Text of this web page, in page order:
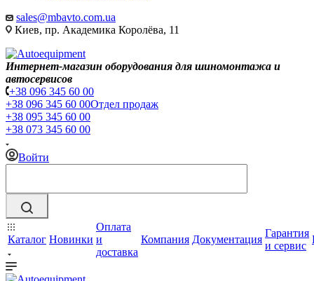
sales@mbavto.com.ua
Киев, пр. Академика Королёва, 11
Интернет-магазин оборудования для шиномонтажа и
автосервисов
+38 096 345 60 00
+38 096 345 60 00Отдел продаж
+38 095 345 60 00
+38 073 345 60 00
Войти
Каталог Новинки
Оплата
и
доставка
Компания Документация
Гарантия
и сервис